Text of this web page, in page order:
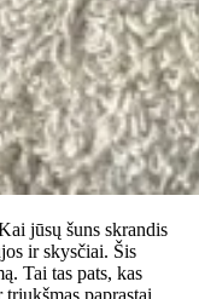
jūsų šuns skrandis
ir skysčiai. Šis
Tai tas pats, kas
paprastai